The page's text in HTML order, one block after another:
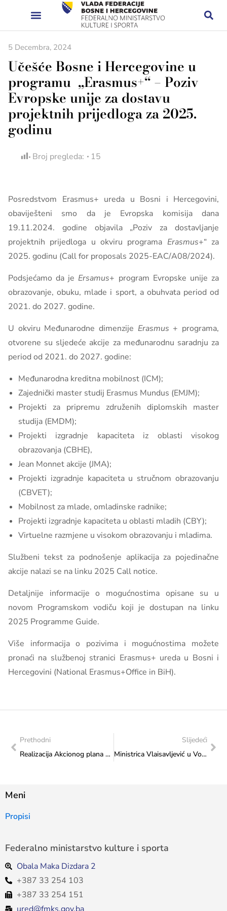
5 Decembra, 2024
Učešće Bosne i Hercegovine u
programu „Erasmus+“ – Poziv
Evropske unije za dostavu
projektnih prijedloga za 2025.
godinu
Broj pregleda: 15
Posredstvom Erasmus+ ureda u Bosni i Hercegovini,
obaviješteni smo da je Evropska komisija dana
19.11.2024. godine objavila „Poziv za dostavljanje
projektnih prijedloga u okviru programa Erasmus+“ za
2025. godinu (Call for proposals 2025-EAC/A08/2024).
Podsjećamo da je Ersamus+ program Evropske unije za
obrazovanje, obuku, mlade i sport, a obuhvata period od
2021. do 2027. godine.
U okviru Međunarodne dimenzije Erasmus + programa,
otvorene su sljedeće akcije za međunarodnu saradnju za
period od 2021. do 2027. godine:
Međunarodna kreditna mobilnost (ICM);
Zajednički master studij Erasmus Mundus (EMJM);
Projekti za pripremu združenih diplomskih master
studija (EMDM);
Projekti izgradnje kapaciteta iz oblasti visokog
obrazovanja (CBHE),
Jean Monnet akcije (JMA);
Projekti izgradnje kapaciteta u stručnom obrazovanju
(CBVET);
Mobilnost za mlade, omladinske radnike;
Projekti izgradnje kapaciteta u oblasti mladih (CBY);
Virtuelne razmjene u visokom obrazovanju i mladima.
Službeni tekst za podnošenje aplikacija za pojedinačne
akcije nalazi se na linku 2025 Call notice.
Detaljnije informacije o mogućnostima opisane su u
novom Programskom vodiču koji je dostupan na linku
2025 Programme Guide.
Više informacija o pozivima i mogućnostima možete
pronaći na službenoj stranici Erasmus+ ureda u Bosni i
Hercegovini (National Erasmus+Office in BiH).
Prethodni
Realizacija Akcionog plana korisnika u cilju kontrole namjenskog utroška sredstava za projekte u 2024. godini: Posjeta Udruženju građana „Victoria“ iz Kiseljaka
Slijedeći
Ministrica Vlaisavljević u Vogošći prisustvovala svečanom otvorenju teniske dvorane „Gabeljić Tenis Akademije“
Meni
Propisi
Federalno ministarstvo kulture i sporta
Obala Maka Dizdara 2
+387 33 254 103
+387 33 254 151